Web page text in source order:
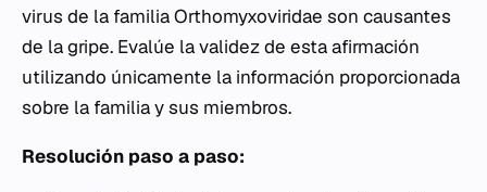
virus de la familiaOrthomyxoviridae son causantes
de la gripe. Evalúe la validez de esta afirmación
utilizando únicamente la información proporcionada
sobre la familia y sus miembros.
Resolución paso a paso: